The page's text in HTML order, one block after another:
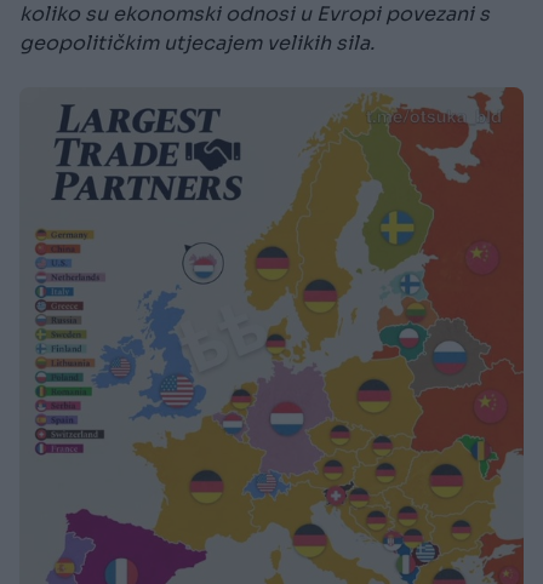
koliko su ekonomski odnosi u Evropi povezani s
geopolitičkim utjecajem velikih sila.